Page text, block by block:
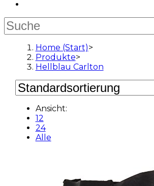
Home (Start)>
Produkte>
Hellblau Carlton
Ansicht:
12
24
Alle